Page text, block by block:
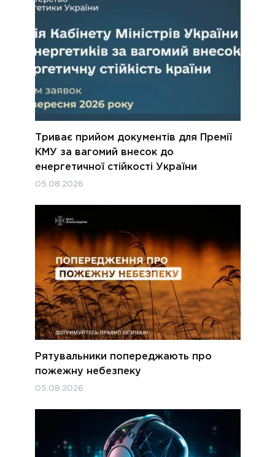
Триває прийом документів для Премії
КМУ за вагомий внесок до
енергетичної стійкості України
05.08.2026
Рятувальники попереджають про
пожежну небезпеку
05.08.2026